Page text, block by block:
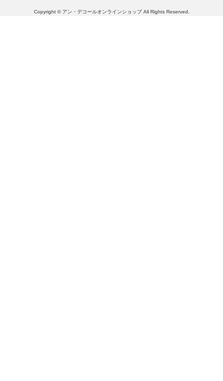
Copyright © アン・デコールオンラインショップ All Rights Reserved.